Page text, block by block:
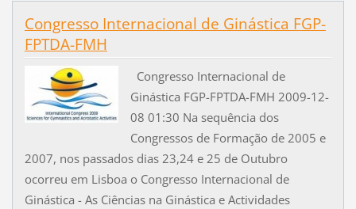
Congresso Internacional de Ginástica FGP-
FPTDA-FMH
Congresso Internacional de
Ginástica FGP-FPTDA-FMH 2009-12-
08 01:30 Na sequência dos
Congressos de Formação de 2005 e
2007, nos passados dias 23,24 e 25 de Outubro
ocorreu em Lisboa o Congresso Internacional de
Ginástica - As Ciências na Ginástica e Actividades